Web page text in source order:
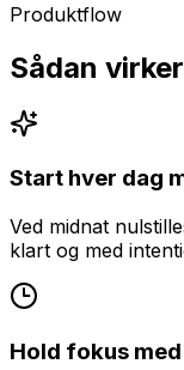
Produktflow
Sådan
Start hver dag
Ved midnat
klart og med
Hold fokus